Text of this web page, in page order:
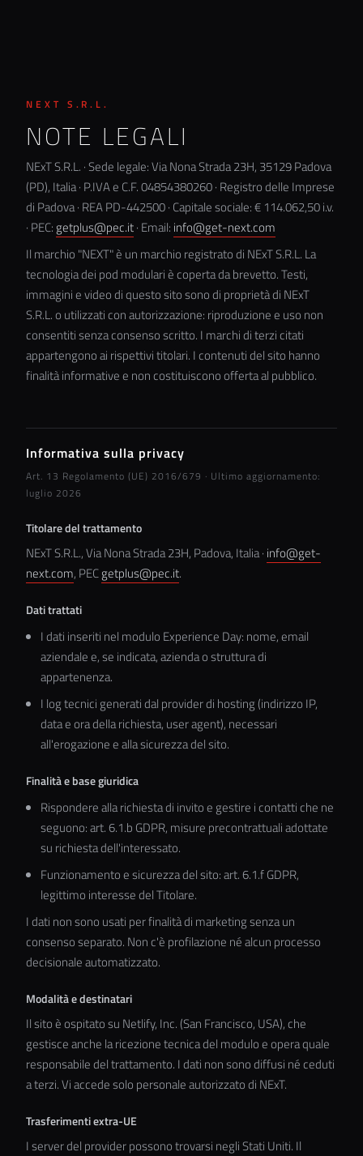
NEXT S.R.L.
NOTE LEGALI
NExT S.R.L. · Sede legale: Via Nona Strada 23H, 35129 Padova
(PD), Italia · P.IVA e C.F. 04854380260 · Registro delle Imprese
di Padova · REA PD-442500 · Capitale sociale: € 114.062,50 i.v.
· PEC: getplus@pec.it· Email: info@get-next.com
Il marchio "NEXT" è un marchio registrato di NExT S.R.L. La
tecnologia dei pod modulari è coperta da brevetto. Testi,
immagini e video di questo sito sono di proprietà di NExT
S.R.L. o utilizzati con autorizzazione: riproduzione e uso non
consentiti senza consenso scritto. I marchi di terzi citati
appartengono ai rispettivi titolari. I contenuti del sito hanno
finalità informative e non costituiscono offerta al pubblico.
Informativa sulla privacy
Art. 13 Regolamento (UE) 2016/679 · Ultimo aggiornamento:
luglio 2026
Titolare del trattamento
NExT S.R.L., Via Nona Strada 23H, Padova, Italia · info@get-
next.com, PECgetplus@pec.it.
Dati trattati
I dati inseriti nel modulo Experience Day: nome, email
aziendale e, se indicata, azienda o struttura di
appartenenza.
I log tecnici generati dal provider di hosting (indirizzo IP,
data e ora della richiesta, user agent), necessari
all'erogazione e alla sicurezza del sito.
Finalità e base giuridica
Rispondere alla richiesta di invito e gestire i contatti che ne
seguono: art. 6.1.b GDPR, misure precontrattuali adottate
su richiesta dell'interessato.
Funzionamento e sicurezza del sito: art. 6.1.f GDPR,
legittimo interesse del Titolare.
I dati non sono usati per finalità di marketing senza un
consenso separato. Non c'è profilazione né alcun processo
decisionale automatizzato.
Modalità e destinatari
Il sito è ospitato su Netlify, Inc. (San Francisco, USA), che
gestisce anche la ricezione tecnica del modulo e opera quale
responsabile del trattamento. I dati non sono diffusi né ceduti
a terzi. Vi accede solo personale autorizzato di NExT.
Trasferimenti extra-UE
I server del provider possono trovarsi negli Stati Uniti. Il